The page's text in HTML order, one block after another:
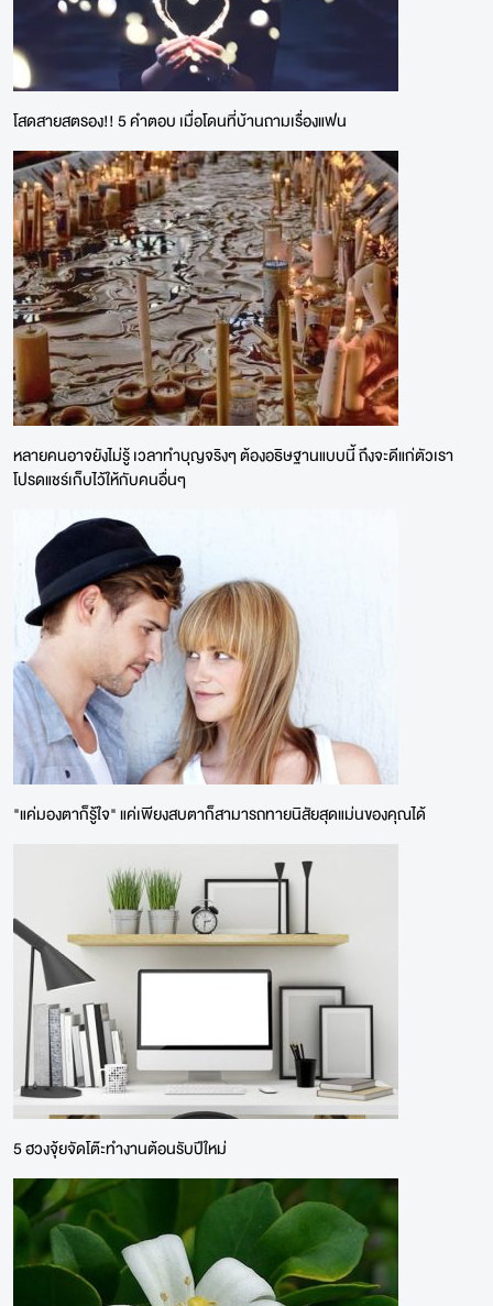
โสดสายสตรอง!! 5 คำตอบ เมื่อโดนที่บ้านถามเรื่องแฟน
หลายคนอาจยังไม่รู้ เวลาทำบุญจริงๆ ต้องอธิษฐานแบบนี้ ถึงจะดีแก่ตัวเรา
โปรดแชร์เก็บไว้ให้กับคนอื่นๆ
"แค่มองตาก็รู้ใจ" แค่เพียงสบตาก็สามารถทายนิสัยสุดแม่นของคุณได้
5 ฮวงจุ้ยจัดโต๊ะทำงานต้อนรับปีใหม่